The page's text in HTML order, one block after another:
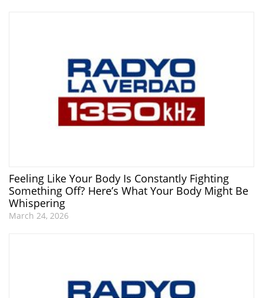
Feeling Like Your Body Is Constantly Fighting
Something Off? Here’s What Your Body Might Be
Whispering
March 24, 2026